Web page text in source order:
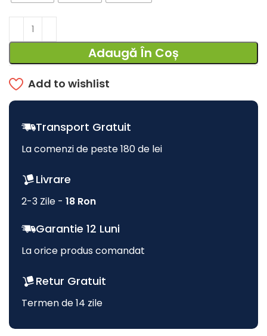
Adaugă În Coș
Add to wishlist
Transport Gratuit
La comenzi de peste 180 de lei
Livrare
2-3 Zile -18 Ron
Garantie 12 Luni
La orice produs comandat
Retur Gratuit
Termen de 14 zile